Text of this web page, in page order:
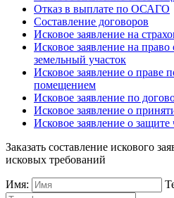
Отказ в выплате по ОСАГО
Составление договоров
Исковое заявление на
Исковое заявление на право
земельный участок
Исковое заявление о праве
помещением
Исковое заявление по
Исковое заявление о
Исковое заявление о защите
Заказать составление искового
исковых требований
Имя: